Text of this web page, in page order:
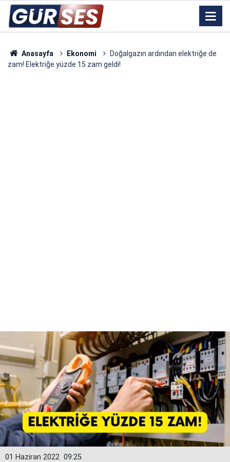
Anasayfa Ekonomi
Doğalgazın ardından elektriğe de
zam! Elektriğe yüzde 15 zam geldi!
09:25
01 Haziran 2022